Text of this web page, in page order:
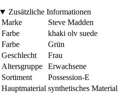
Zusätzliche Informationen
Marke
Steve Madden
Farbe
khaki olv suede
Farbe
Grün
Geschlecht
Frau
Altersgruppe
Erwachsene
Sortiment
Possession-E
Hauptmaterial synthetisches Material